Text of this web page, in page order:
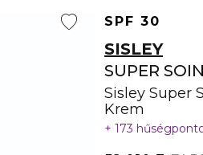
SPF 30
SISLEY
SUPER
Sisley Super
Krem
173